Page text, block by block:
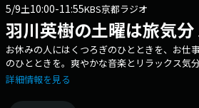
5/9土10:00-11:55KBS京都ラジオ
羽川英樹の土曜は旅気分
お休みの人にはくつろぎのひとときを、お仕
のひとときを。爽やかな音楽とリラックス気
るラジオ。 ★番組サイト ★番組へのメッ
詳細情報を見る